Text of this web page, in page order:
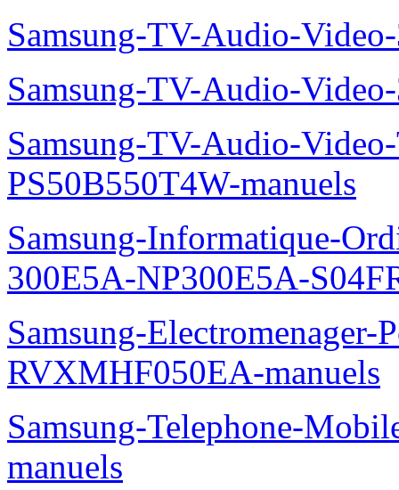
Samsung-TV-Audio-
Samsung-TV-Audio-
Samsung-TV-Audio-
PS50B550T4W-manuels
Samsung-Informatique-
300E5A-NP300E5A-
Samsung-
RVXMHF050EA-manuels
Samsung-Telephone-
manuels